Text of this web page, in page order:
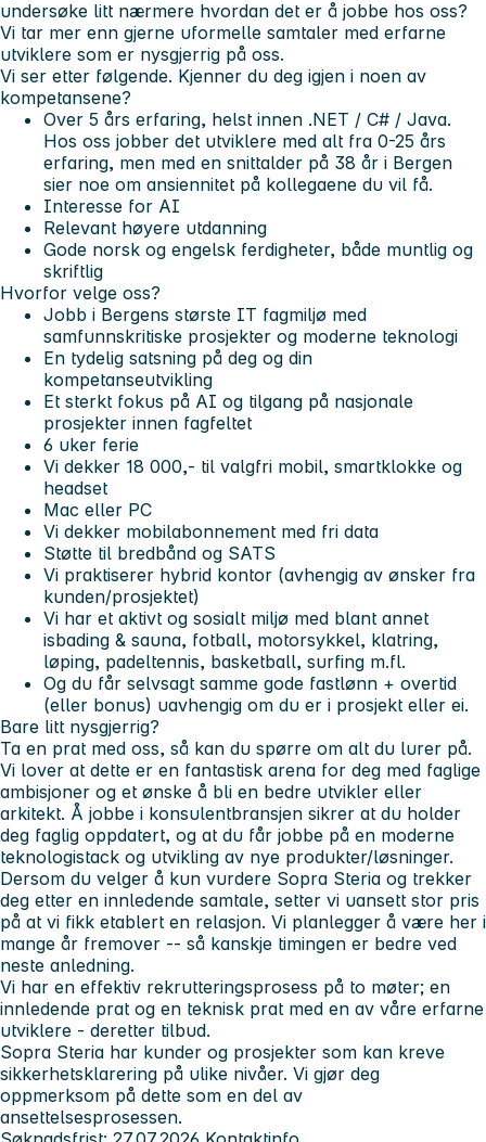
undersøke litt nærmere hvordan det er å jobbe hos oss?
Vi tar mer enn gjerne uformelle samtaler med erfarne
utviklere som er nysgjerrig på oss.
Vi ser etter følgende. Kjenner du deg igjen i noen av
kompetansene?
Over 5 års erfaring, helst innen .NET / C# / Java.
Hos oss jobber det utviklere med alt fra 0-25 års
erfaring, men med en snittalder på 38 år i Bergen
sier noe om ansiennitet på kollegaene du vil få.
Interesse for AI
Relevant høyere utdanning
Gode norsk og engelsk ferdigheter, både muntlig og
skriftlig
Hvorfor velge oss?
Jobb i Bergens største IT fagmiljø med
samfunnskritiske prosjekter og moderne teknologi
En tydelig satsning på deg og din
kompetanseutvikling
Et sterkt fokus på AI og tilgang på nasjonale
prosjekter innen fagfeltet
6 uker ferie
Vi dekker 18 000,- til valgfri mobil, smartklokke og
headset
Mac eller PC
Vi dekker mobilabonnement med fri data
Støtte til bredbånd og SATS
Vi praktiserer hybrid kontor (avhengig av ønsker fra
kunden/prosjektet)
Vi har et aktivt og sosialt miljø med blant annet
isbading & sauna, fotball, motorsykkel, klatring,
løping, padeltennis, basketball, surfing m.fl.
Og du får selvsagt samme gode fastlønn + overtid
(eller bonus) uavhengig om du er i prosjekt eller ei.
Bare litt nysgjerrig?
Ta en prat med oss, så kan du spørre om alt du lurer på.
Vi lover at dette er en fantastisk arena for deg med faglige
ambisjoner og et ønske å bli en bedre utvikler eller
arkitekt. Å jobbe i konsulentbransjen sikrer at du holder
deg faglig oppdatert, og at du får jobbe på en moderne
teknologistack og utvikling av nye produkter/løsninger.
Dersom du velger å kun vurdere Sopra Steria og trekker
deg etter en innledende samtale, setter vi uansett stor pris
på at vi fikk etablert en relasjon. Vi planlegger å være her i
mange år fremover -- så kanskje timingen er bedre ved
neste anledning.
Vi har en effektiv rekrutteringsprosess på to møter; en
innledende prat og en teknisk prat med en av våre erfarne
utviklere - deretter tilbud.
Sopra Steria har kunder og prosjekter som kan kreve
sikkerhetsklarering på ulike nivåer. Vi gjør deg
oppmerksom på dette som en del av
ansettelsesprosessen.